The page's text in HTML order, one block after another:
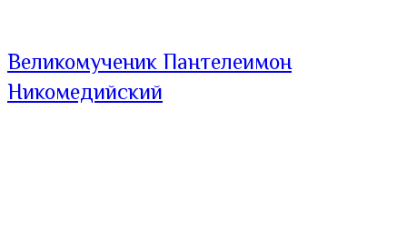
Великомученик Пантелеимон
Никомедийский